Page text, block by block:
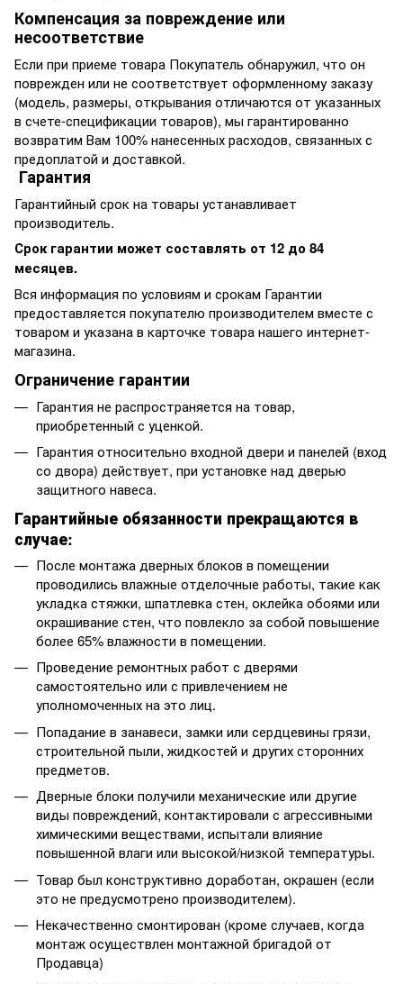
Компенсация за повреждение или
несоответствие
Если при приеме товара Покупатель обнаружил, что он
поврежден или не соответствует оформленному заказу
(модель, размеры, открывания отличаются от указанных
в счете-спецификации товаров), мы гарантированно
возвратим Вам 100% нанесенных расходов, связанных с
предоплатой и доставкой.
Гарантия
Гарантийный срок на товары устанавливает
производитель.
Срок гарантии может составлять от 12 до 84
месяцев.
Вся информация по условиям и срокам Гарантии
предоставляется покупателю производителем вместе с
товаром и указана в карточке товара нашего интернет-
магазина.
Ограничение гарантии
Гарантия не распространяется на товар,
приобретенный с уценкой.
Гарантия относительно входной двери и панелей (вход
со двора) действует, при установке над дверью
защитного навеса.
Гарантийные обязанности прекращаются в
случае:
После монтажа дверных блоков в помещении
проводились влажные отделочные работы, такие как
укладка стяжки, шпатлевка стен, оклейка обоями или
окрашивание стен, что повлекло за собой повышение
более 65% влажности в помещении.
Проведение ремонтных работ с дверями
самостоятельно или с привлечением не
уполномоченных на это лиц.
Попадание в занавеси, замки или сердцевины грязи,
строительной пыли, жидкостей и других сторонних
предметов.
Дверные блоки получили механические или другие
виды повреждений, контактировали с агрессивными
химическими веществами, испытали влияние
повышенной влаги или высокой/низкой температуры.
Товар был конструктивно доработан, окрашен (если
это не предусмотрено производителем).
Некачественно смонтирован (кроме случаев, когда
монтаж осуществлен монтажной бригадой от
Продавца)